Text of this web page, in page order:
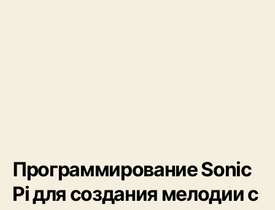
Программирование Sonic
Pi для создания мелодии с